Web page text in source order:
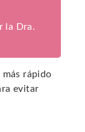
la Dra.
más rápido
evitar